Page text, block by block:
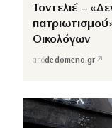
Τοντελιέ –
Οικολόγων
απόdedomeno.gr ↗